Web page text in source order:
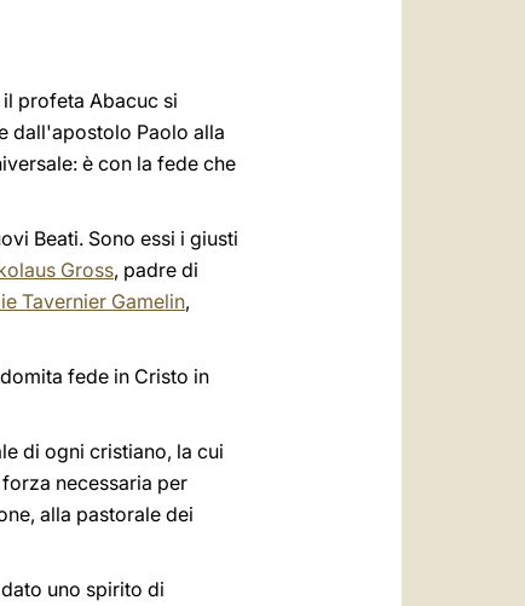
profeta Abacuc si
dall'apostolo Paolo alla
è con la fede che
Beati. Sono essi i giusti
Gross, padre di
Tavernier Gamelin,
fede in Cristo in
di ogni cristiano, la cui
necessaria per
alla pastorale dei
uno spirito di